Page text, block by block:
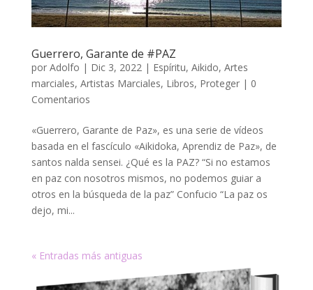
Guerrero, Garante de #PAZ
por Adolfo | Dic 3, 2022| Espíritu, Aikido, Artes
marciales, Artistas Marciales, Libros, Proteger| 0
Comentarios
«Guerrero, Garante de Paz», es una serie de vídeos
basada en el fascículo «Aikidoka, Aprendiz de Paz», de
santos nalda sensei. ¿Qué es la PAZ? “Si no estamos
en paz con nosotros mismos, no podemos guiar a
otros en la búsqueda de la paz” Confucio “La paz os
dejo, mi...
« Entradas más antiguas